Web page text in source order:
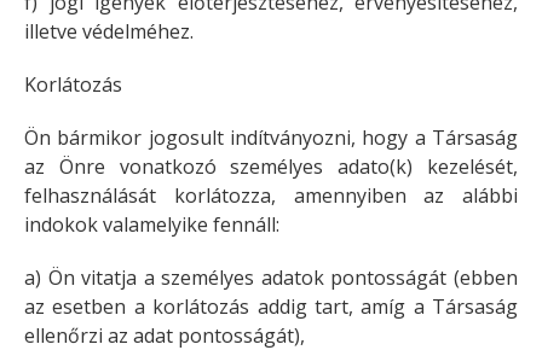
illetve védelméhez.
Korlátozás
Ön bármikor jogosult indítványozni, hogy a Társaság
az Önre vonatkozó személyes adato(k) kezelését,
felhasználását korlátozza, amennyiben az alábbi
indokok valamelyike fennáll:
a) Ön vitatja a személyes adatok pontosságát (ebben
az esetben a korlátozás addig tart, amíg a Társaság
ellenőrzi az adat pontosságát),